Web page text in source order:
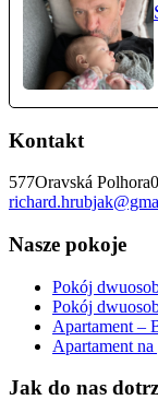
Kontakt
577Oravská Polhora
Nasze pokoje
Pokój
Pokój
Apartament –
Apartament
Jak do nas